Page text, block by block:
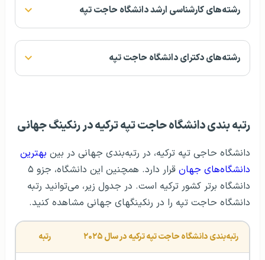
رشته‌های کارشناسی ارشد دانشگاه حاجت تپه
رشته‌های دکترای دانشگاه حاجت تپه
رتبه بندی دانشگاه حاجت تپه ترکیه در رنکینگ جهانی
دانشگاه حاجی تپه ترکیه، در رتبه‌بندی جهانی در بین بهترین
دانشگاه‌های جهان
قرار دارد. همچنین این دانشگاه، جزو ۵
دانشگاه برتر کشور ترکیه است. در جدول زیر، می‌توانید رتبه
دانشگاه حاجت تپه را در رنکینگهای جهانی مشاهده کنید.
رتبه‌بندی دانشگاه حاجت تپه ترکیه در سال ۲۰۲۵ رتبه